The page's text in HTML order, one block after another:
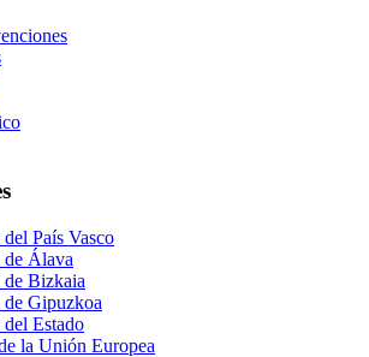
País Vasco
Álava
Bizkaia
Gipuzkoa
Estado
la Unión Europea